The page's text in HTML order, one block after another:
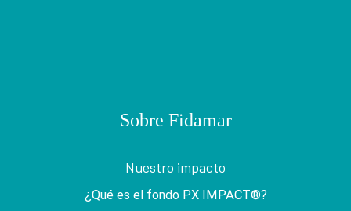
Sobre Fidamar
Nuestro impacto
¿Qué es el fondo PX IMPACT®?